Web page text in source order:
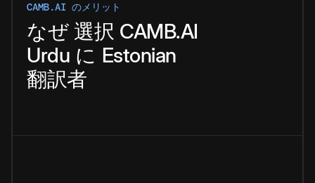
CAMB.AI のメリット
なぜ 選択 CAMB.AI
Urdu に Estonian
翻訳者